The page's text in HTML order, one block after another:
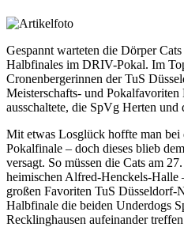
Gespannt warteten die Dörper
Halbfinales im DRIV-Pokal. Im
Cronenbergerinnen der TuS
Meisterschafts- und
ausschaltete, die SpVg Herten
Mit etwas Losglück hoffte man bei
Pokalfinale – doch dieses blieb
versagt. So müssen die Cats am
heimischen Alfred-Henckels-Halle
großen Favoriten TuS Düsseldorf-
Halbfinale die beiden Underdogs
Recklinghausen aufeinander